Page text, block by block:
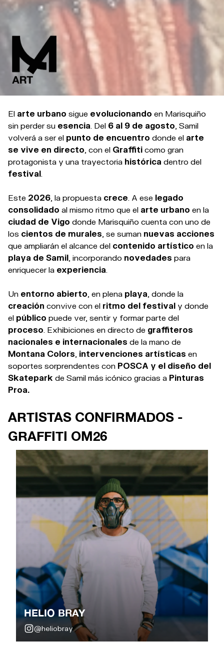
El arte urbano sigue evolucionando en Marisquiño
sin perder su esencia . Del 6 al 9 de agosto , Samil
volverá a ser el punto de encuentro donde el arte
se vive en directo , con el Graffiti como gran
protagonista y una trayectoria histórica dentro del
festival
Este 2026 , la propuesta crece . A ese legado
consolidado al mismo ritmo que el arte urbano en la
ciudad de Vigo donde Marisquiño cuenta con uno de
los cientos de murales , se suman nuevas acciones
que ampliarán el alcance del contenido artístico en la
playa de Samil , incorporando novedades para
enriquecer la experiencia
Un entorno abierto , en plena playa , donde la
creación convive con el ritmo del festival y donde
el público puede ver, sentir y formar parte del
proceso . Exhibiciones en directo de graffiteros
nacionales e internacionales de la mano de
Montana Colors intervenciones artísticas en
soportes sorprendentes con POSCA y el diseño del
Skatepark de Samil más icónico gracias a Pinturas
Proa.
ARTISTAS CONFIRMADOS -
GRAFFITI OM26
HELIO BRAY
@heliobray